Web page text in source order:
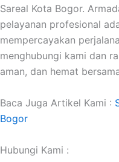
Sareal Kota Bogor.
pelayanan profesional
mempercayakan
menghubungi kami dan
aman, dan hemat
Baca Juga Artikel Kami :
Bogor
Hubungi Kami :